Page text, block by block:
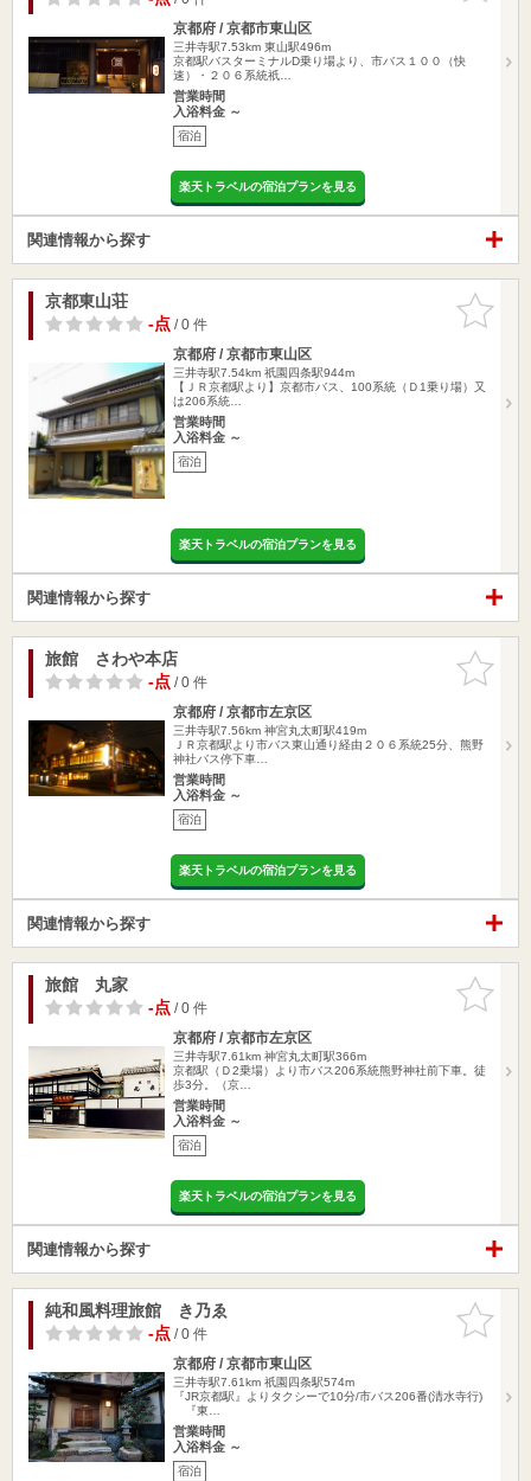
京都府 / 京都市東山区
三井寺駅7.53km 東山駅496m
京都駅バスターミナルD乗り場より、市バス１００（快
速）・２０６系統祇…
営業時間
入浴料金 ～
宿泊
楽天トラベルの宿泊プランを見る
関連情報から探す
お気に入
りに追加
京都東山荘
-点/ 0 件
京都府 / 京都市東山区
三井寺駅7.54km 祇園四条駅944m
【ＪＲ京都駅より】京都市バス、100系統（Ｄ1乗り場）又
は206系統…
営業時間
入浴料金 ～
宿泊
楽天トラベルの宿泊プランを見る
関連情報から探す
お気に入
りに追加
旅館 さわや本店
-点/ 0 件
京都府 / 京都市左京区
三井寺駅7.56km 神宮丸太町駅419m
ＪＲ京都駅より市バス東山通り経由２０６系統25分、熊野
神社バス停下車…
営業時間
入浴料金 ～
宿泊
楽天トラベルの宿泊プランを見る
関連情報から探す
お気に入
りに追加
旅館 丸家
-点/ 0 件
京都府 / 京都市左京区
三井寺駅7.61km 神宮丸太町駅366m
京都駅（Ｄ2乗場）より市バス206系統熊野神社前下車。徒
歩3分。（京…
営業時間
入浴料金 ～
宿泊
楽天トラベルの宿泊プランを見る
関連情報から探す
お気に入
りに追加
純和風料理旅館 き乃ゑ
-点/ 0 件
京都府 / 京都市東山区
三井寺駅7.61km 祇園四条駅574m
『JR京都駅』よりタクシーで10分/市バス206番(清水寺行)
『東…
営業時間
入浴料金 ～
宿泊